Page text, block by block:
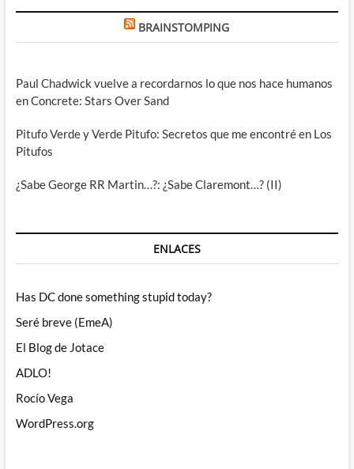
BRAINSTOMPING
Paul Chadwick vuelve a recordarnos lo que nos hace humanos
en Concrete: Stars Over Sand
Pitufo Verde y Verde Pitufo: Secretos que me encontré en Los
Pitufos
¿Sabe George RR Martin…?: ¿Sabe Claremont…? (II)
ENLACES
Has DC done something stupid today?
Seré breve (EmeA)
El Blog de Jotace
ADLO!
Rocío Vega
WordPress.org